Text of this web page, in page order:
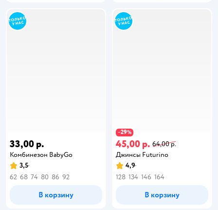
33,00 р.
Комбинезон BabyGо
3,5
62 68 74 80 86 92
В корзину
−29%
45,00 р. 64,00 р.
Джинсы Futurino
4,9
128 134 146 164
В корзину